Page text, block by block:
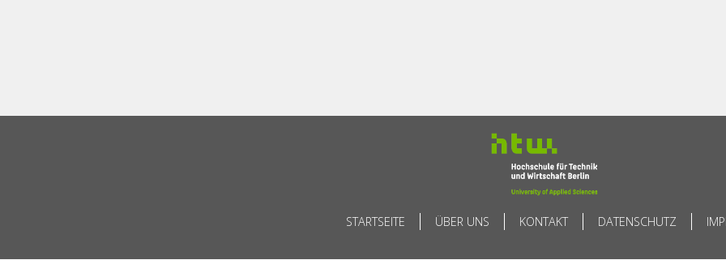
STARTSEITE ÜBER UNS KONTAKT DATENSCHUTZ